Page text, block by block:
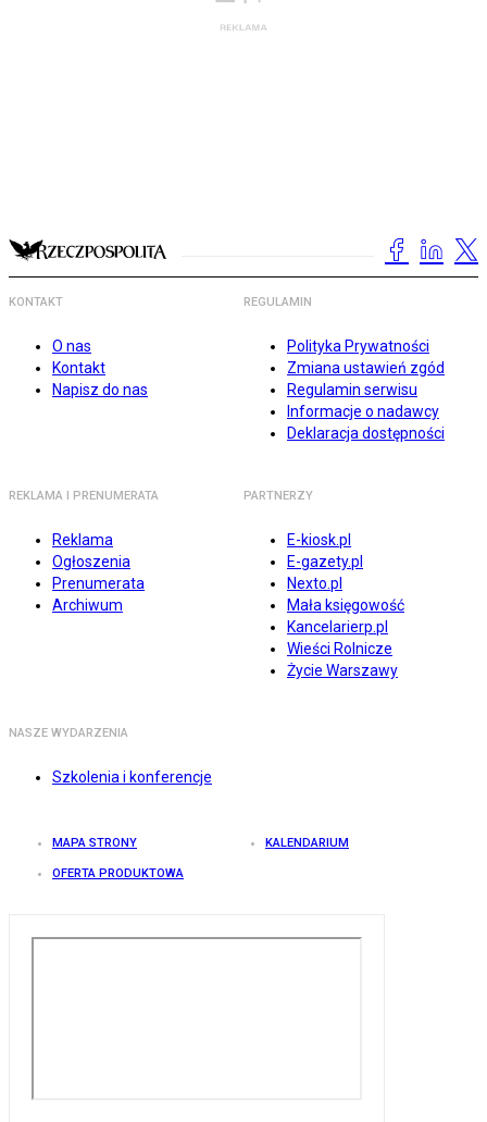
KONTAKT
O nas
Kontakt
Napisz do nas
REGULAMIN
Polityka Prywatności
Zmiana ustawień zgód
Regulamin serwisu
Informacje o nadawcy
Deklaracja dostępności
REKLAMA I PRENUMERATA
Reklama
Ogłoszenia
Prenumerata
Archiwum
PARTNERZY
E-kiosk.pl
E-gazety.pl
Nexto.pl
Mała księgowość
Kancelarierp.pl
Wieści Rolnicze
Życie Warszawy
NASZE WYDARZENIA
Szkolenia i konferencje
MAPA STRONY KALENDARIUM
OFERTA PRODUKTOWA